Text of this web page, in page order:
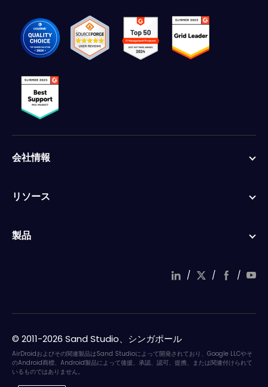
会社情報
リソース
製品
/ / /
© 2011-2026 Sand Studio、シンガポール
AirDroidおよびその関連製品はSand Studioによって開発されており、Google LLCやそ
のAndroid商標、Android製品によって後援、承認、認可、提携、または関連付けられて
いるものではありません。